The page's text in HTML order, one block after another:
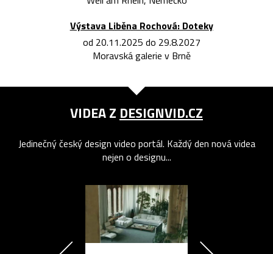
Výstava Liběna Rochová: Doteky
od 20.11.2025 do 29.8.2027
Moravská galerie v Brně
VIDEA Z DESIGNVID.CZ
Jedinečný český design video portál. Každý den nová videa
nejen o designu...